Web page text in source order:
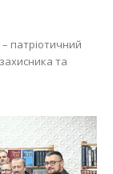
патріотичний
та